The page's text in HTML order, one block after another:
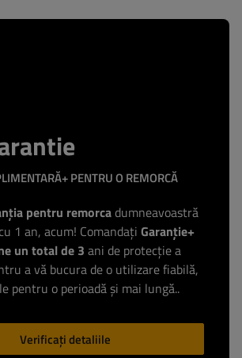
PENTRU O REMORCĂ
pentru remorcadumneavoastră
1 an, acum! Comandați Garanție+
un total de 3 ani de protecție a
a vă bucura de o utilizare fiabilă,
pentru o perioadă și mai lungă..
Verificați detaliile